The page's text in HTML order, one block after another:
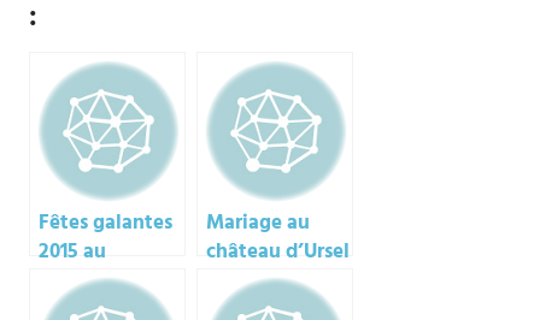
:
Fêtes galantes
2015 au
château de
Versailles
Mariage au
château d’Ursel